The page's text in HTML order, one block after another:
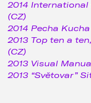
2014
(CZ)
2014 Pecha
2013 Top ten a
(CZ)
2013 Visual
2013 “Světovar”